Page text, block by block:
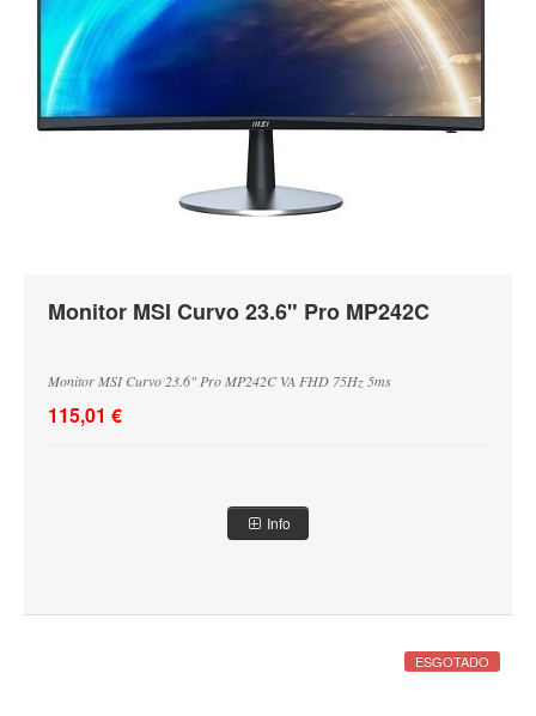
Monitor MSI Curvo 23.6" Pro MP242C
Monitor MSI Curvo 23.6" Pro MP242C VA FHD 75Hz 5ms
115,01 €
Info
ESGOTADO